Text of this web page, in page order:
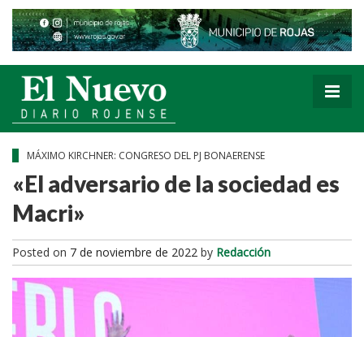
MÁXIMO KIRCHNER: CONGRESO DEL PJ BONAERENSE
«El adversario de la sociedad es
Macri»
Posted on 7 de noviembre de 2022 by Redacción